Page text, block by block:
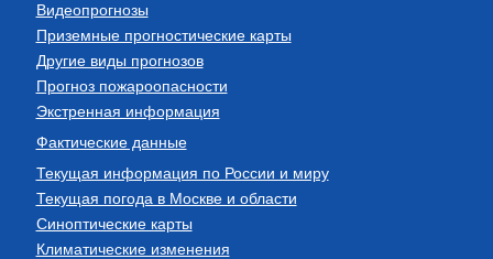
Видеопрогнозы
Приземные прогностические карты
Другие виды прогнозов
Прогноз пожароопасности
Экстренная информация
Фактические данные
Текущая информация по России и миру
Текущая погода в Москве и области
Синоптические карты
Климатические изменения